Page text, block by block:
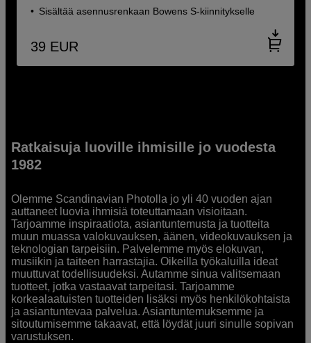
Sisältää asennusrenkaan Bowens S-kiinnitykselle
39 EUR
Ratkaisuja luoville ihmisille jo vuodesta
1982
Olemme Scandinavian Photolla jo yli 40 vuoden ajan
auttaneet luovia ihmisiä toteuttamaan visioitaan.
Tarjoamme inspiraatiota, asiantuntemusta ja tuotteita
muun muassa valokuvauksen, äänen, videokuvauksen ja
teknologian tarpeisiin. Palvelemme myös elokuvan,
musiikin ja taiteen harrastajia. Oikeilla työkaluilla ideat
muuttuvat todellisuudeksi. Autamme sinua valitsemaan
tuotteet, jotka vastaavat tarpeitasi. Tarjoamme
korkealaatuisten tuotteiden lisäksi myös henkilökohtaista
ja asiantuntevaa palvelua. Asiantuntemuksemme ja
sitoutumisemme takaavat, että löydät juuri sinulle sopivan
varustuksen.